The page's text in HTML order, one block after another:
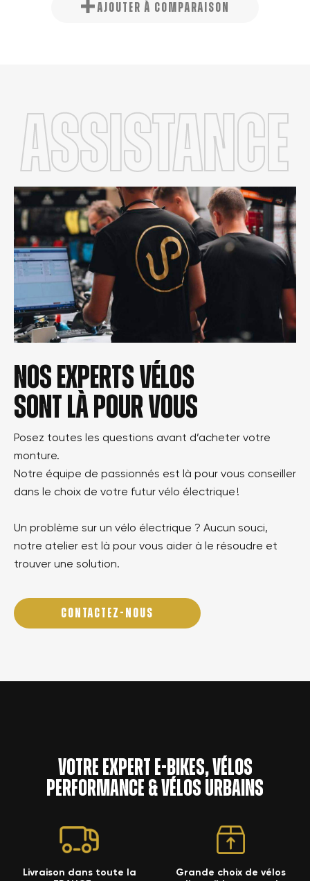
AJOUTER À COMPARAISON
Assistance
Nos experts vélos
sont là pour vous
Posez toutes les questions avant d’acheter votre
monture.
Notre équipe de passionnés est là pour vous conseiller
dans le choix de votre futur vélo électrique !
Un problème sur un vélo électrique ? Aucun souci,
notre atelier est là pour vous aider à le résoudre et
trouver une solution.
CONTACTEZ-NOUS
Votre expert e-bikes, vélos
performance & vélos urbains
Livraison dans toute la
Grande choix de vélos